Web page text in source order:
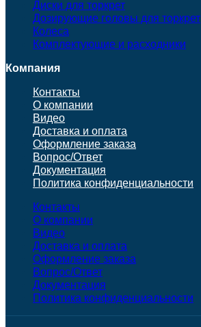
Диски для торкрет
Дозирующие головы для торкрет
Колеса
Комплектующие и расходники
Компания
Контакты
О компании
Видео
Доставка и оплата
Оформление заказа
Вопрос/Ответ
Документация
Политика конфиденциальности
Контакты
О компании
Видео
Доставка и оплата
Оформление заказа
Вопрос/Ответ
Документация
Политика конфиденциальности